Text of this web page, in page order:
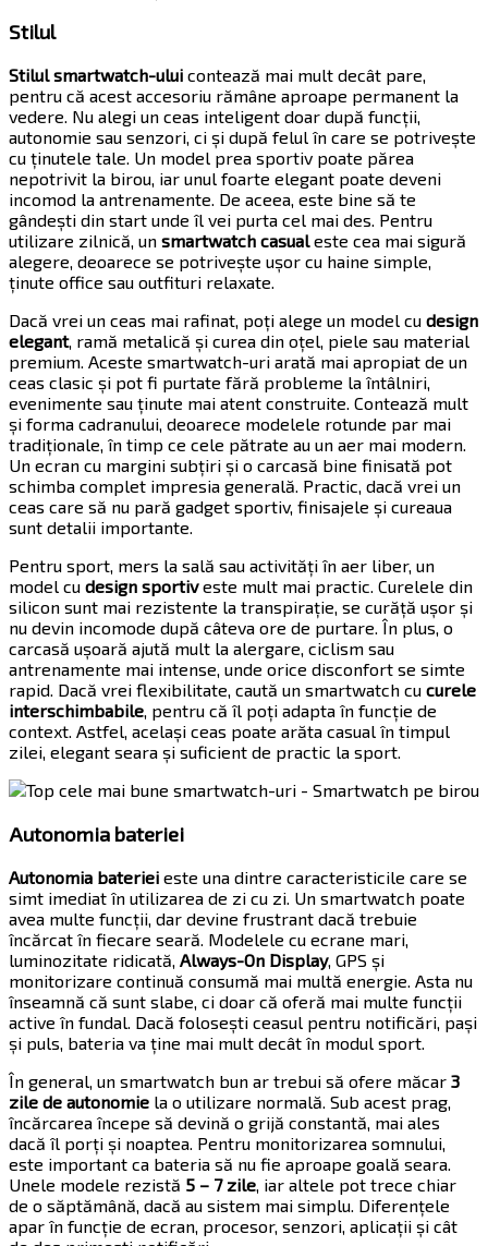
Stilul
Stilul smartwatch-ului contează mai mult decât pare,
pentru că acest accesoriu rămâne aproape permanent la
vedere. Nu alegi un ceas inteligent doar după funcții,
autonomie sau senzori, ci și după felul în care se potrivește
cu ținutele tale. Un model prea sportiv poate părea
nepotrivit la birou, iar unul foarte elegant poate deveni
incomod la antrenamente. De aceea, este bine să te
gândești din start unde îl vei purta cel mai des. Pentru
utilizare zilnică, un smartwatch casualeste cea mai sigură
alegere, deoarece se potrivește ușor cu haine simple,
ținute office sau outfituri relaxate.
Dacă vrei un ceas mai rafinat, poți alege un model cu design
elegant, ramă metalică și curea din oțel, piele sau material
premium. Aceste smartwatch-uri arată mai apropiat de un
ceas clasic și pot fi purtate fără probleme la întâlniri,
evenimente sau ținute mai atent construite. Contează mult
și forma cadranului, deoarece modelele rotunde par mai
tradiționale, în timp ce cele pătrate au un aer mai modern.
Un ecran cu margini subțiri și o carcasă bine finisată pot
schimba complet impresia generală. Practic, dacă vrei un
ceas care să nu pară gadget sportiv, finisajele și cureaua
sunt detalii importante.
Pentru sport, mers la sală sau activități în aer liber, un
model cu design sportiveste mult mai practic. Curelele din
silicon sunt mai rezistente la transpirație, se curăță ușor și
nu devin incomode după câteva ore de purtare. În plus, o
carcasă ușoară ajută mult la alergare, ciclism sau
antrenamente mai intense, unde orice disconfort se simte
rapid. Dacă vrei flexibilitate, caută un smartwatch cu curele
interschimbabile, pentru că îl poți adapta în funcție de
context. Astfel, același ceas poate arăta casual în timpul
zilei, elegant seara și suficient de practic la sport.
Autonomia bateriei
Autonomia bateriei este una dintre caracteristicile care se
simt imediat în utilizarea de zi cu zi. Un smartwatch poate
avea multe funcții, dar devine frustrant dacă trebuie
încărcat în fiecare seară. Modelele cu ecrane mari,
luminozitate ridicată, Always-On Display, GPS și
monitorizare continuă consumă mai multă energie. Asta nu
înseamnă că sunt slabe, ci doar că oferă mai multe funcții
active în fundal. Dacă folosești ceasul pentru notificări, pași
și puls, bateria va ține mai mult decât în modul sport.
În general, un smartwatch bun ar trebui să ofere măcar 3
zile de autonomie la o utilizare normală. Sub acest prag,
încărcarea începe să devină o grijă constantă, mai ales
dacă îl porți și noaptea. Pentru monitorizarea somnului,
este important ca bateria să nu fie aproape goală seara.
Unele modele rezistă 5 – 7 zile , iar altele pot trece chiar
de o săptămână, dacă au sistem mai simplu. Diferențele
apar în funcție de ecran, procesor, senzori, aplicații și cât